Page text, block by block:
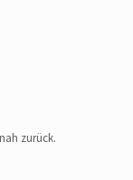
zurück.